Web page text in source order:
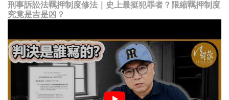
刑事訴訟法羈押制度修法｜史上最挺犯罪者？限縮羈押制度
究竟是吉是凶？